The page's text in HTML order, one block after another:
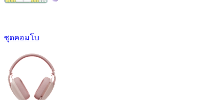
ชุดคอมโบ